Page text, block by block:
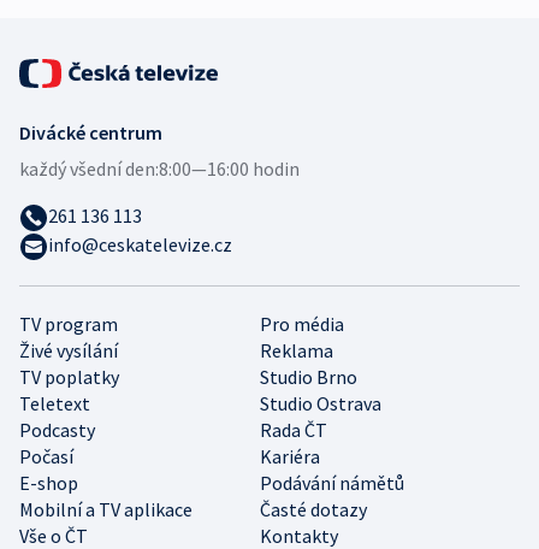
TV program
Pro média
Živé vysílání
Reklama
TV poplatky
Studio Brno
Teletext
Studio Ostrava
Podcasty
Rada ČT
Počasí
Kariéra
E-shop
Podávání námětů
Mobilní a TV aplikace
Časté dotazy
Vše o ČT
Kontakty
Divácké centrum
každý všední den:8:00—16:00 hodin
261 136 113
info@ceskatelevize.cz